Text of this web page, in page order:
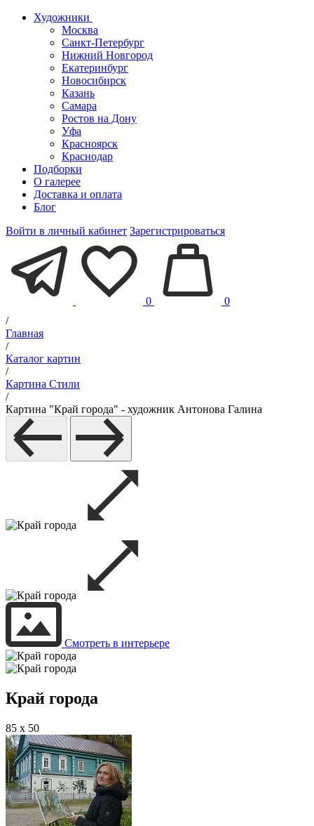
Художники
Москва
Санкт-Петербург
Нижний Новгород
Екатеринбург
Новосибирск
Казань
Самара
Ростов на Дону
Уфа
Красноярск
Краснодар
Подборки
О галерее
Доставка и оплата
Блог
Войти в личный кабинет Зарегистрироваться
0
0
/
Главная
/
Каталог картин
/
Картина Стили
/
Картина "Край города" - художник Антонова Галина
Смотреть в интерьере
Край города
85 x 50